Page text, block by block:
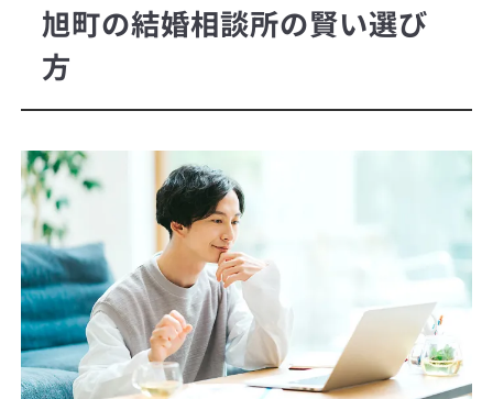
旭町の結婚相談所の賢い選び
方